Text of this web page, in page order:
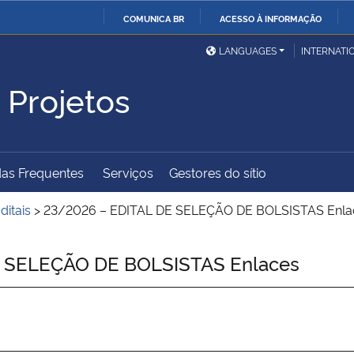
COMUNICA BR ACESSO À INFORMAÇÃO
Ministério da Defesa
Ministério das Relações
Exteriores
Ministério da Cidadania
Ministério do
Desenvolvimento Regional
Controladoria-Geral da
União
Advocacia-Geral da União Banco Central do Brasil
LANGUAGES
Frequentes Serviços Gestores do sítio
>23/2026 – EDITAL DE SELEÇÃO DE BOLSISTAS
DE BOLSISTAS Enlaces